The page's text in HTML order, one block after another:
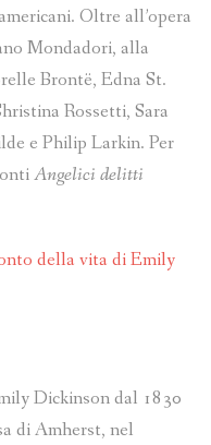
Oltre all’opera
Mondadori, alla
Brontë, Edna St.
Rossetti, Sara
e Philip Larkin. Per
Angelici delitti
della vita di Emily
Dickinson dal 1830
di Amherst, nel